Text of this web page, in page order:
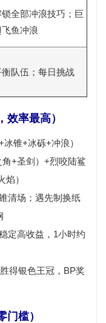
锁全部冲浪技巧；巨
飞鱼冲浪
衡队伍；每日挑战
率最高）
锥+冰砾+冲浪）
+圣剑）+烈咬陆鲨
焰）
清场；遇先制换纸
定高收益，1小时约
得银色王冠，BP奖
槛）